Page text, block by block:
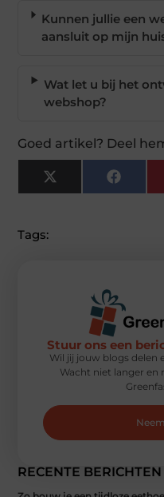
Kunnen jullie een
aansluit op mijn
Wat let u bij het
webshop?
Goed artikel? Deel
X
(Twitter)
Tags:
RECENTE BERICHTEN
Stuur ons een
Wil jij jouw blogs delen
Wacht niet langer en